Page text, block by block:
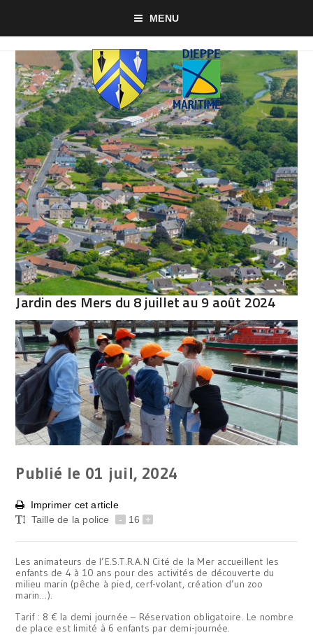
MENU
Jardin des Mers du 8 juillet au 9 août 2024
Publié le 01 juil, 2024
Imprimer cet article
Taille de la police
- 16 +
Les animateurs de l’E.S.T.R.A.N Cité de la Mer accueillent les
enfants de 4 à 10 ans pour des activités de découverte du
milieu marin (pêche à pied, cerf-volant, création d’un zoo
marin…).
Tarif : 8 € la demi journée – Réservation obligatoire. Le nombre
de place est limité à 6 enfants par demi-journée.